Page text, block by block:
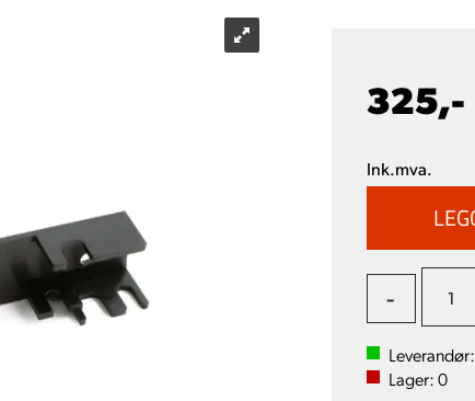
325,-
Ink.mva.
-
Leverandør:
Lager:0